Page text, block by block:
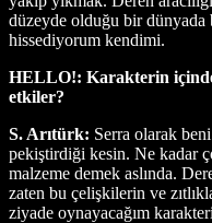
düzeyde olduğu bir dünyada
hissediyorum kendimi.
HELLO!: Karakterin
etkiler?
S. Arıtürk: Serra olarak
pekiştirdiği kesin. Ne kadar
malzeme demek aslında.
zaten bu çelişkilerin ve
ziyade oynayacağım